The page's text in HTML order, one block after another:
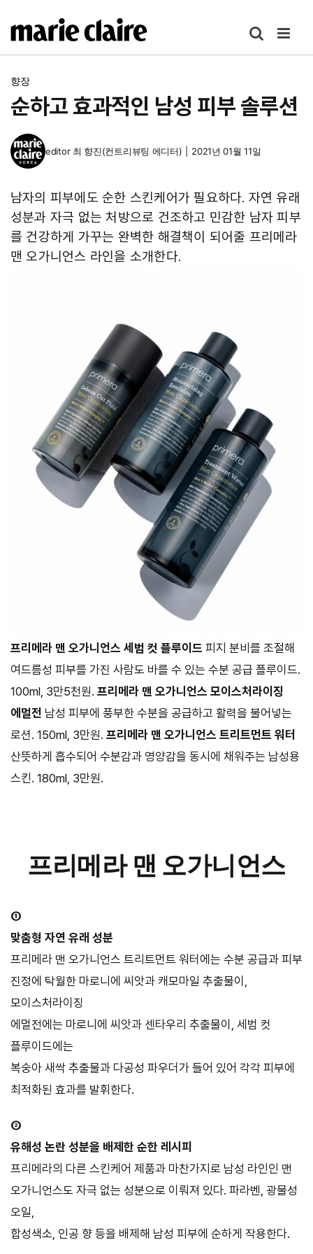
텐
향장
순하고 효과적인 남성 피부 솔루션
editor 최 향진(컨트리뷰팅 에디터) 2021년 01월 11일
남자의 피부에도 순한 스킨케어가 필요하다. 자연 유래
성분과 자극 없는 처방으로 건조하고 민감한 남자 피부
를 건강하게 가꾸는 완벽한 해결책이 되어줄 프리메라
맨 오가니언스 라인을 소개한다.
프리메라 맨 오가니언스 세범 컷 플루이드 피지 분비를 조절해
여드름성 피부를 가진 사람도 바를 수 있는 수분 공급 플루이드.
100ml, 3만5천원. 프리메라 맨 오가니언스 모이스처라이징
에멀전 남성 피부에 풍부한 수분을 공급하고 활력을 불어넣는
로션. 150ml, 3만원. 프리메라 맨 오가니언스 트리트먼트 워터
산뜻하게 흡수되어 수분감과 영양감을 동시에 채워주는 남성용
스킨. 180ml, 3만원.
프리메라 맨 오가니언스
①
맞춤형 자연 유래 성분
프리메라 맨 오가니언스 트리트먼트 워터에는 수분 공급과 피부
진정에 탁월한 마로니에 씨앗과 캐모마일 추출물이,
모이스처라이징
에멀전에는 마로니에 씨앗과 센타우리 추출물이, 세범 컷
플루이드에는
복숭아 새싹 추출물과 다공성 파우더가 들어 있어 각각 피부에
최적화된 효과를 발휘한다.
②
유해성 논란 성분을 배제한 순한 레시피
프리메라의 다른 스킨케어 제품과 마찬가지로 남성 라인인 맨
오가니언스도 자극 없는 성분으로 이뤄져 있다. 파라벤, 광물성
오일,
합성색소, 인공 향 등을 배제해 남성 피부에 순하게 작용한다.